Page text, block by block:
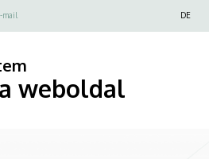
mail
Felső
DE
weboldal